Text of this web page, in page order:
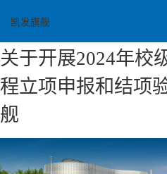
关于开展2024年校
程立项申报和结项
舰
凯发旗舰